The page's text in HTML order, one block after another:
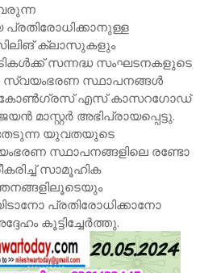
ക്ലാസുകളും
സന്നദ്ധ സംഘടനകളുടെ
സ്വയംഭരണ സ്ഥാപനങ്ങൾ
കോൺഗ്രസ് എസ് കാസറഗോഡ്
മാസ്റ്റർ അഭിപ്രായപ്പെട്ടു.
യുവതയുടെ
സ്ഥാപനങ്ങളിലെ രണ്ടോ
സാമൂഹിക
പ്രതിരോധിക്കാനോ
കൂട്ടിച്ചേർത്തു.